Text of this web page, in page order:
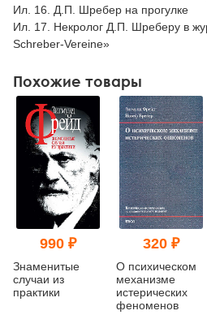
Ил. 16. Д.П. Шребер на прогулке
Ил. 17. Некролог Д.П. Шреберу в
Schreber-Vereine»
Похожие товары
990 ₽
Знаменитые
случаи из
практики
320 ₽
О психическом
механизме
истерических
феноменов